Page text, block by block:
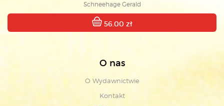
Schneehage Gerald
56.00 zł
O nas
O Wydawnictwie
Kontakt